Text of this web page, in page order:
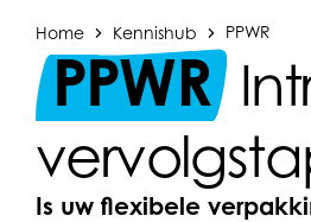
Home Kennishub PPWR
PPWR
Is uw flexibele